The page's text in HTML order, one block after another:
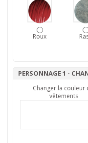
Roux
PERSONNAGE 1 -
Changer la couleur
vêtements